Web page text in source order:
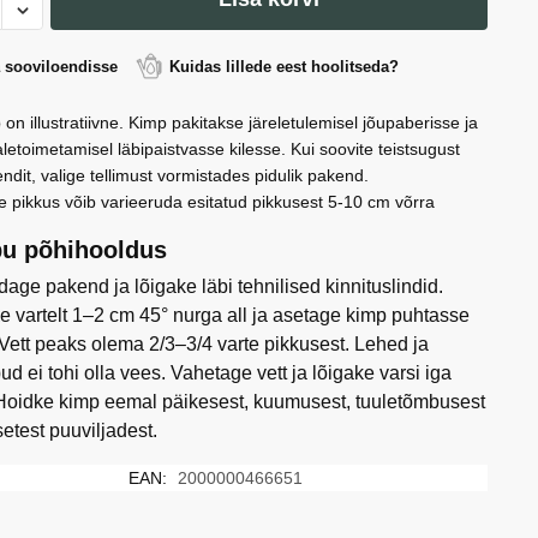
sooviloendisse Kuidas lillede eest hoolitseda?
on illustratiivne. Kimp pakitakse järeletulemisel jõupaberisse ja
läbipaistvasse kilesse. Kui soovite teistsugust
valige tellimust vormistades pidulik pakend.
pikkus võib varieeruda esitatud pikkusest 5-10 cm võrra
põhihooldus
pakend ja lõigake läbi tehnilised kinnituslindid.
vartelt 1–2 cm 45° nurga all ja asetage kimp puhtasse
peaks olema 2/3–3/4 varte pikkusest. Lehed ja
ei tohi olla vees. Vahetage vett ja lõigake varsi iga
kimp eemal päikesest, kuumusest, tuuletõmbusest
puuviljadest.
EAN: 2000000466651